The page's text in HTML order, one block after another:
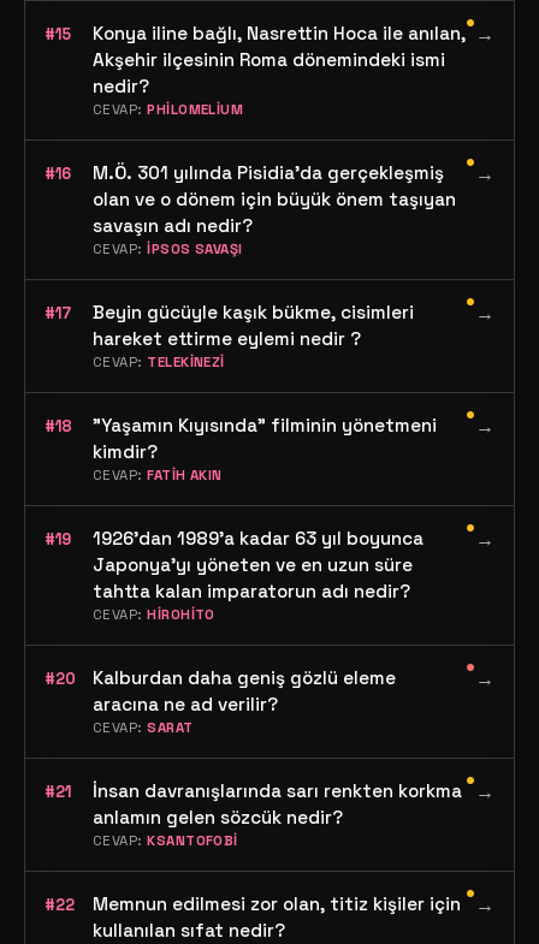
#15
Konya iline bağlı, Nasrettin Hoca ile anılan,
Akşehir ilçesinin Roma dönemindeki ismi
nedir?
CEVAP:PHİLOMELİUM
•→
#16
M.Ö. 301 yılında Pisidia'da gerçekleşmiş
olan ve o dönem için büyük önem taşıyan
savaşın adı nedir?
CEVAP:İPSOS SAVAŞI
•→
#17
Beyin gücüyle kaşık bükme, cisimleri
hareket ettirme eylemi nedir ?
CEVAP: TELEKİNEZİ
•→
#18
"Yaşamın Kıyısında" filminin yönetmeni
kimdir?
CEVAP:FATİH AKIN
•→
#19
1926'dan 1989'a kadar 63 yıl boyunca
Japonya'yı yöneten ve en uzun süre
tahtta kalan imparatorun adı nedir?
CEVAP:HİROHİTO
•→
#20
Kalburdan daha geniş gözlü eleme
aracına ne ad verilir?
CEVAP:SARAT
•→
#21
İnsan davranışlarında sarı renkten korkma
anlamın gelen sözcük nedir?
CEVAP:KSANTOFOBİ
•→
#22
Memnun edilmesi zor olan, titiz kişiler için
kullanılan sıfat nedir?
•→